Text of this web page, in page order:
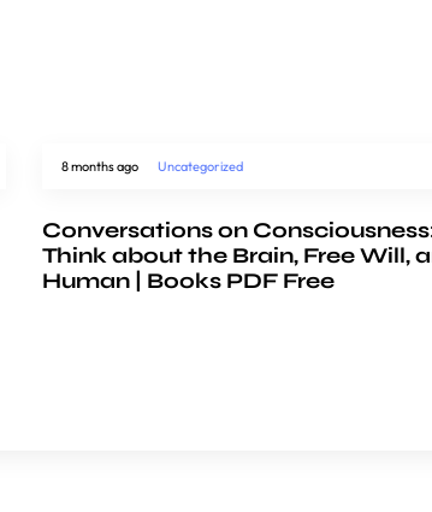
8 months ago Uncategorized
Conversations on
Think about the Brain, Free Will,
Human | Books PDF Free